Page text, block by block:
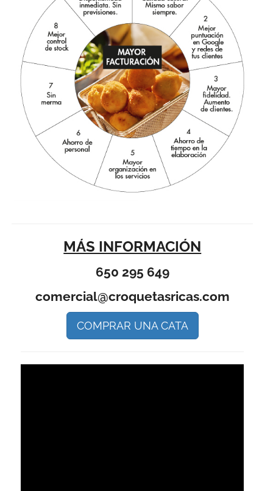
MÁS INFORMACIÓN
650 295 649
comercial@croquetasricas.com
COMPRAR UNA CATA